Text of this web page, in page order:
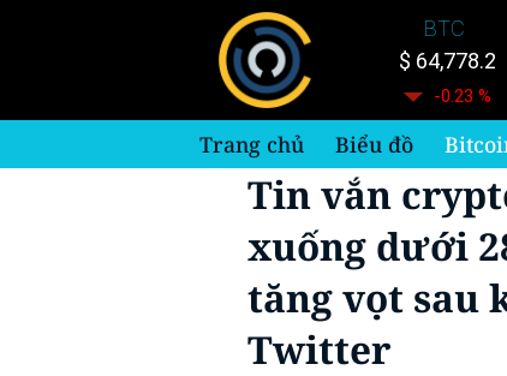
BTC
$ 64,778.2
-0.23 %
Trang chủ Biểu đồ
Tin vắn
xuống dưới
tăng vọt sau
Twitter